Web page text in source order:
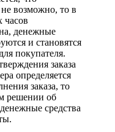
возможно, то в
часов
денежные
и становятся
покупателя.
заказа
определяется
заказа, то
решении об
средства